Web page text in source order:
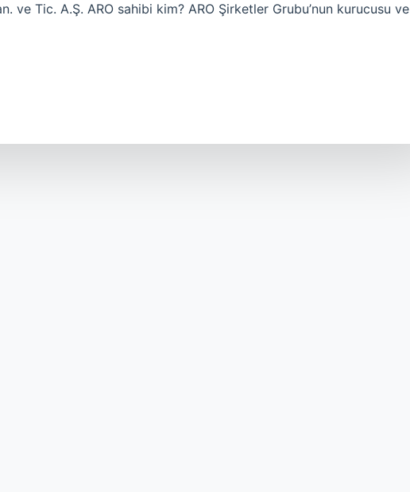
ve Tic. A.Ş. ARO sahibi kim? ARO Şirketler Grubu’nun kurucusu ve